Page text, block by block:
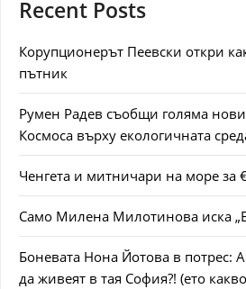
Recent Posts
Корупционерът Пеевски откри
пътник
Румен Радев съобщи голяма
Космоса върху екологичната
Ченгета и митничари на море за
Само Милена Милотинова иска
Боневата Нона Йотова в потрес:
да живеят в тая София?! (ето